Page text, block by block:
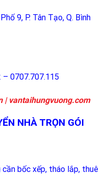
9, P. Tân Tạo, Q. Bình
0707.707.115
| vantaihungvuong.com
NHÀ TRỌN GÓI
bốc xếp, tháo lắp, thuê